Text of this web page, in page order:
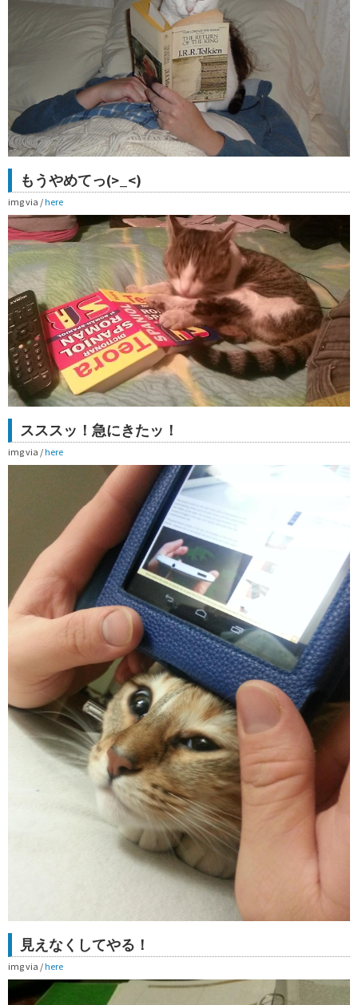
もうやめてっ(>_<)
img via / here
スススッ！急にきたッ！
img via / here
見えなくしてやる！
img via / here